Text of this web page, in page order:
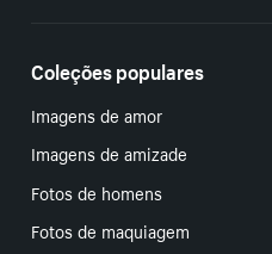
Coleções populares
Imagens de amor
Imagens de amizade
Fotos de homens
Fotos de maquiagem